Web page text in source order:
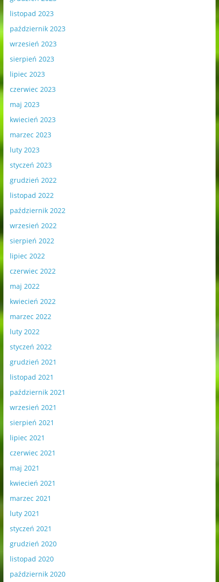
listopad 2023
październik 2023
wrzesień 2023
sierpień 2023
lipiec 2023
czerwiec 2023
maj 2023
kwiecień 2023
marzec 2023
luty 2023
styczeń 2023
grudzień 2022
listopad 2022
październik 2022
wrzesień 2022
sierpień 2022
lipiec 2022
czerwiec 2022
maj 2022
kwiecień 2022
marzec 2022
luty 2022
styczeń 2022
grudzień 2021
listopad 2021
październik 2021
wrzesień 2021
sierpień 2021
lipiec 2021
czerwiec 2021
maj 2021
kwiecień 2021
marzec 2021
luty 2021
styczeń 2021
grudzień 2020
listopad 2020
październik 2020